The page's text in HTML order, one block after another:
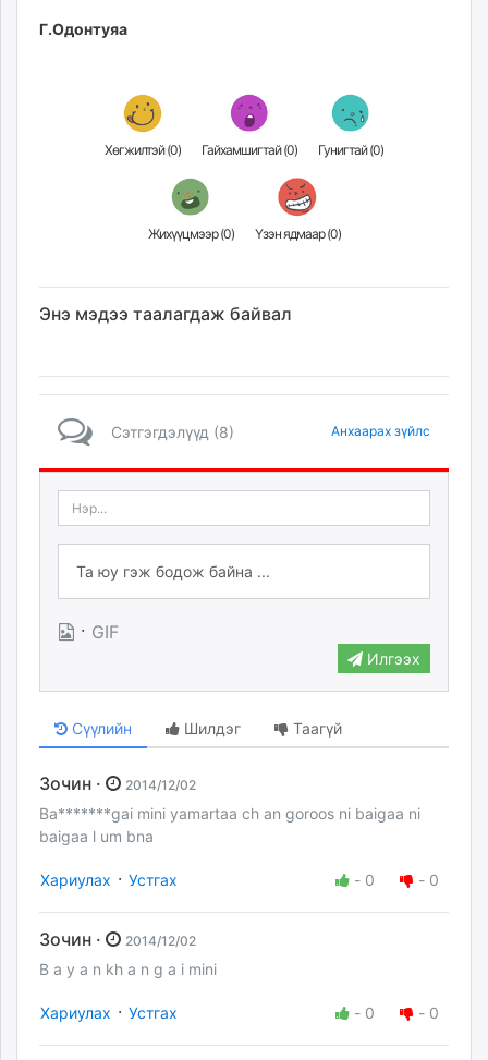
Г.Одонтуяа
Хөгжилтэй (0) Гайхамшигтай (0) Гунигтай (0)
Жихүүцмээр (0) Үзэн ядмаар (0)
Энэ мэдээ таалагдаж байвал
Сэтгэгдэлүүд (8) Анхаарах зүйлс
· GIF
Илгээх
Сүүлийн Шилдэг Таагүй
Зочин · 2014/12/02
Ba*******gai mini yamartaa ch an goroos ni baigaa ni
baigaa l um bna
Хариулах · Устгах - 0 - 0
Зочин · 2014/12/02
B a y a n kh a n g a i mini
Хариулах · Устгах - 0 - 0